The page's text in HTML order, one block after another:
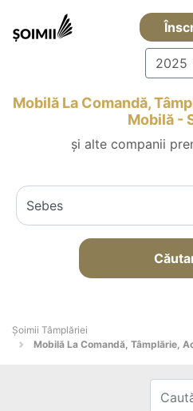
2025
Mobilă La Comandă,
Mobilă -
și alte companii
Șoimii Tâmplăriei
Mobilă La Comandă, Tâmplărie,